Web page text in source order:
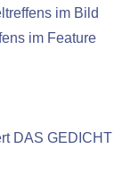
im Bild
im Feature
DAS GEDICHT